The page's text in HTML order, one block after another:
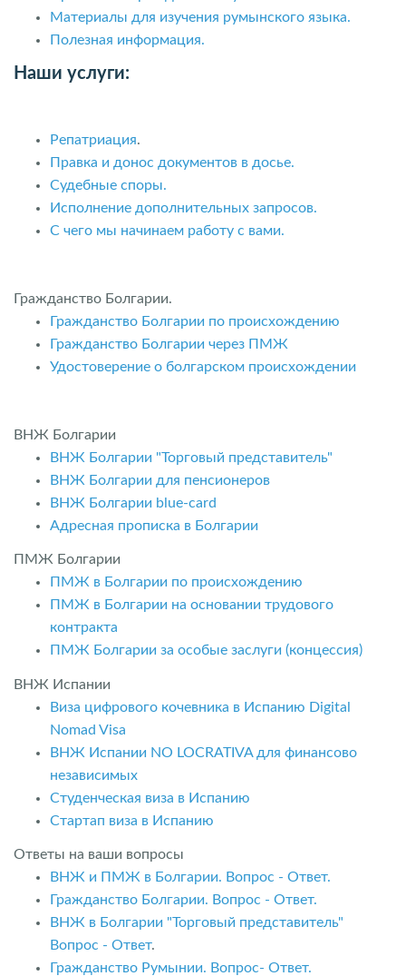
Материалы для изучения румынского языка.
Полезная информация.
Наши услуги:
Репатриация.
Правка и донос документов в досье.
Судебные споры.
Исполнение дополнительных запросов.
С чего мы начинаем работу с вами.
Гражданство Болгарии.
Гражданство Болгарии по происхождению
Гражданство Болгарии через ПМЖ
Удостоверение о болгарском происхождении
ВНЖ Болгарии
ВНЖ Болгарии "Торговый представитель"
ВНЖ Болгарии для пенсионеров
ВНЖ Болгарии blue-card
Адресная прописка в Болгарии
ПМЖ Болгарии
ПМЖ в Болгарии по происхождению
ПМЖ в Болгарии на основании трудового
контракта
ПМЖ Болгарии за особые заслуги (концессия)
ВНЖ Испании
Виза цифрового кочевника в Испанию Digital
Nomad Visa
ВНЖ Испании NO LOCRATIVA для финансово
независимых
Студенческая виза в Испанию
Стартап виза в Испанию
Ответы на ваши вопросы
ВНЖ и ПМЖ в Болгарии. Вопрос - Ответ.
Гражданство Болгарии. Вопрос - Ответ.
ВНЖ в Болгарии "Торговый представитель"
Вопрос - Ответ.
Гражданство Румынии. Вопрос- Ответ.